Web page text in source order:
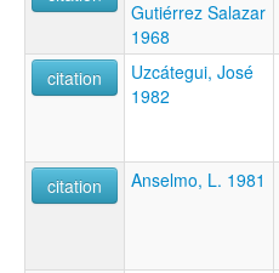
Gutiérrez Salazar
1968
citation
Uzcátegui, José
1982
citation
Anselmo, L. 1981